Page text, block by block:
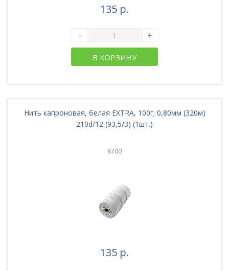
135 р.
- +
В КОРЗИНУ
Нить капроновая, белая EXTRA, 100г; 0,80мм (320м)
210d/12 (93,5/3) (1шт.)
8700
135 р.